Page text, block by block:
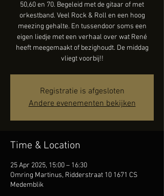
50,60 en 70. Begeleid met de gitaar of met
orkestband. Veel Rock & Roll en een hoog
meezing gehalte. En tussendoor soms een
eigen liedje met een verhaal over wat René
heeft meegemaakt of bezighoudt. De middag
vliegt voorbij!!
Registratie is afgesloten
Andere evenementen bekijken
Time & Location
25 Apr 2025, 15:00 – 16:30
Omring Martinus, Ridderstraat 10 1671 CS
Medemblik